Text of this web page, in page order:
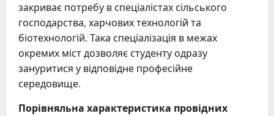
закриває потребу в спеціалістах сільського
господарства, харчових технологій та
біотехнологій. Така спеціалізація в межах
окремих міст дозволяє студенту одразу
зануритися у відповідне професійне
середовище.
Порівняльна характеристика провідних